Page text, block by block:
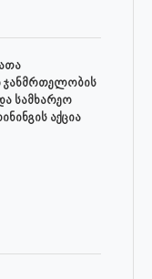
ჯანმრთელობის
სამხარეო
აქცია